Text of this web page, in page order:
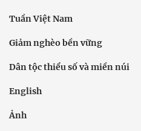
Tuần Việt Nam
Giảm nghèo bền vững
Dân tộc thiểu số và miền núi
English
Ảnh